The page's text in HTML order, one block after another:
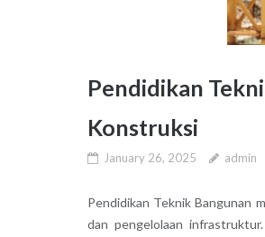
Pendidikan
Konstruksi
January 26, 2025 admin
Pendidikan Teknik Bangunan
dan pengelolaan